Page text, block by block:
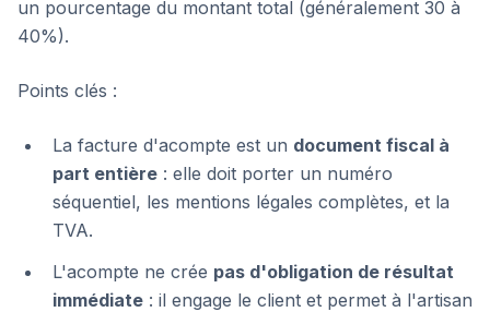
un pourcentage du montant total (généralement 30 à
40%).
Points clés :
La facture d'acompte est un document fiscal à
part entière : elle doit porter un numéro
séquentiel, les mentions légales complètes, et la
TVA.
L'acompte ne crée pas d'obligation de résultat
immédiate : il engage le client et permet à l'artisan